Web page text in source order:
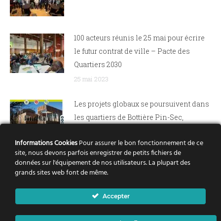
100 acteurs réunis le 25 mai pour écrire
le futur contrat de ville – Pacte des
Quartiers 2030
25 mai 2023
Les projets globaux se poursuivent dans
les quartiers de Bottière Pin-Sec,
21 avril 2022
Rezé Château : le renouvellement urbain
15 septembre 2021
Informations CookiesPour assurer le bon fonctionnement de ce
site, nous devons parfois enregistrer de petits fichiers de
données sur l'équipement de nos utilisateurs. La plupart des
grands sites web font de même.
Accepter